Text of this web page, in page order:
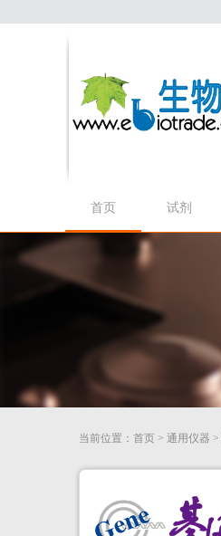
首页 试剂
当前位置： 首页 > 通用仪器 >